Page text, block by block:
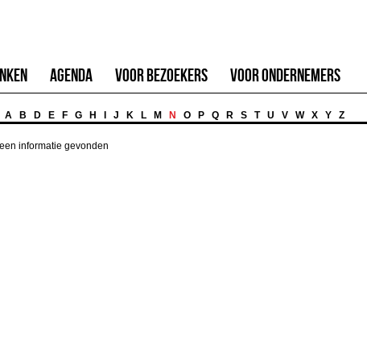
Agenda Voor Bezoekers Voor Ondernemers
A B D E F G H J K L M N O P Q R S T U V W X Y Z
informatie gevonden